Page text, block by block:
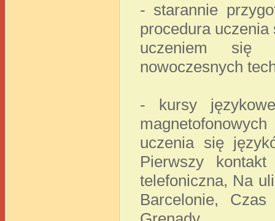
- starannie
procedura
uczeniem się
nowoczesnych
- kursy
uczenia się
Pierwszy
telefoniczna, Na
Barcelonie,